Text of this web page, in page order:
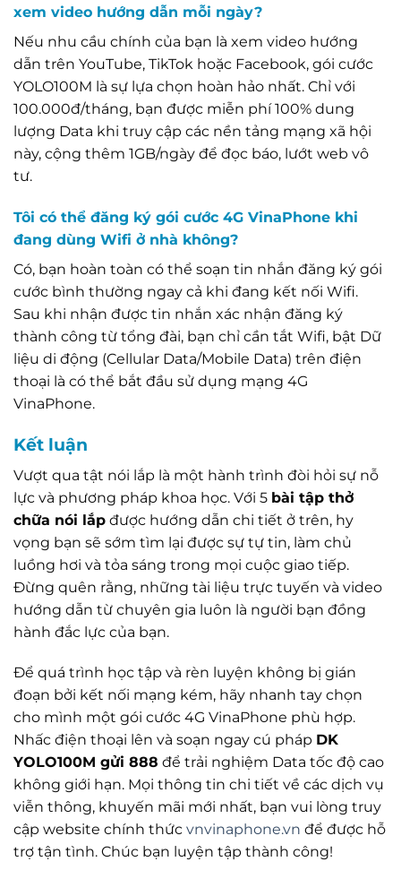
xem video hướng dẫn mỗi ngày?
Nếu nhu cầu chính của bạn là xem video hướng
dẫn trên YouTube, TikTok hoặc Facebook, gói cước
YOLO100M là sự lựa chọn hoàn hảo nhất. Chỉ với
100.000đ/tháng, bạn được miễn phí 100% dung
lượng Data khi truy cập các nền tảng mạng xã hội
này, cộng thêm 1GB/ngày để đọc báo, lướt web vô
tư.
Tôi có thể đăng ký gói cước 4G VinaPhone khi
đang dùng Wifi ở nhà không?
Có, bạn hoàn toàn có thể soạn tin nhắn đăng ký gói
cước bình thường ngay cả khi đang kết nối Wifi.
Sau khi nhận được tin nhắn xác nhận đăng ký
thành công từ tổng đài, bạn chỉ cần tắt Wifi, bật Dữ
liệu di động (Cellular Data/Mobile Data) trên điện
thoại là có thể bắt đầu sử dụng mạng 4G
VinaPhone.
Kết luận
Vượt qua tật nói lắp là một hành trình đòi hỏi sự nỗ
lực và phương pháp khoa học. Với 5 bài tập thở
chữa nói lắp được hướng dẫn chi tiết ở trên, hy
vọng bạn sẽ sớm tìm lại được sự tự tin, làm chủ
luồng hơi và tỏa sáng trong mọi cuộc giao tiếp.
Đừng quên rằng, những tài liệu trực tuyến và video
hướng dẫn từ chuyên gia luôn là người bạn đồng
hành đắc lực của bạn.
Để quá trình học tập và rèn luyện không bị gián
đoạn bởi kết nối mạng kém, hãy nhanh tay chọn
cho mình một gói cước 4G VinaPhone phù hợp.
Nhấc điện thoại lên và soạn ngay cú pháp DK
YOLO100M gửi 888 để trải nghiệm Data tốc độ cao
không giới hạn. Mọi thông tin chi tiết về các dịch vụ
viễn thông, khuyến mãi mới nhất, bạn vui lòng truy
cập website chính thức vnvinaphone.vn để được hỗ
trợ tận tình. Chúc bạn luyện tập thành công!